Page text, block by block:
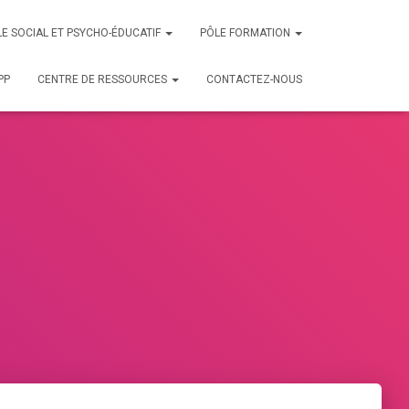
SOCIAL ET PSYCHO-ÉDUCATIF PÔLE FORMATION
CENTRE DE RESSOURCES CONTACTEZ-NOUS